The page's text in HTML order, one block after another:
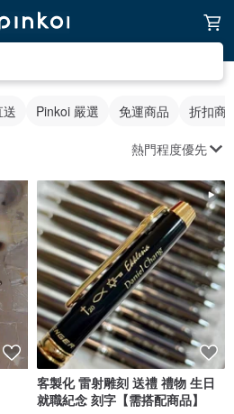
Pinkoi 嚴選 免運商品 折扣商
熱門程度優先
客製化 雷射雕刻 送禮 禮物 生日
就職紀念 刻字【需搭配商品】